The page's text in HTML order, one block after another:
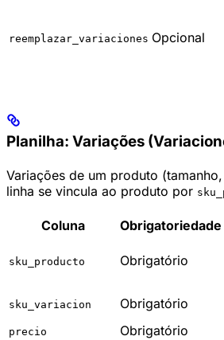
reemplazar_variaciones Opcional
Planilha: Variações
Variações de um produto
linha se vincula ao produto por
Coluna Obrigatoriedade
sku_producto Obrigatório
sku_variacion Obrigatório
precio Obrigatório